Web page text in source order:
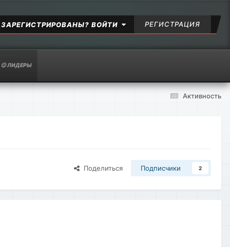
ВОЙТИ РЕГИСТРАЦИЯ
ЛИДЕРЫ
Активность
Поделиться Подписчики 2